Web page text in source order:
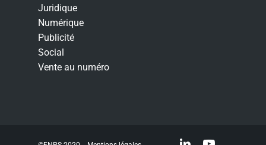
Juridique
Numérique
Publicité
Social
Vente au numéro
linkedinyoutube